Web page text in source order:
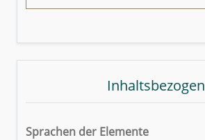
Inhaltsbezogen
Sprachen der Elemente